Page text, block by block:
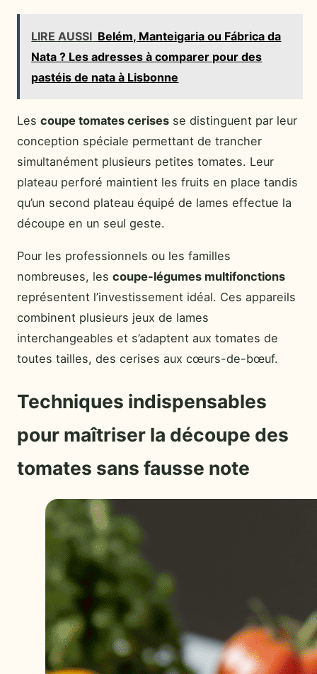
LIRE AUSSI Belém, Manteigaria ou Fábrica da
Nata ? Les adresses à comparer pour des
pastéis de nata à Lisbonne
Les coupe tomates cerises se distinguent par leur
conception spéciale permettant de trancher
simultanément plusieurs petites tomates. Leur
plateau perforé maintient les fruits en place tandis
qu’un second plateau équipé de lames effectue la
découpe en un seul geste.
Pour les professionnels ou les familles
nombreuses, les coupe-légumes multifonctions
représentent l’investissement idéal. Ces appareils
combinent plusieurs jeux de lames
interchangeables et s’adaptent aux tomates de
toutes tailles, des cerises aux cœurs-de-bœuf.
Techniques indispensables
pour maîtriser la découpe des
tomates sans fausse note